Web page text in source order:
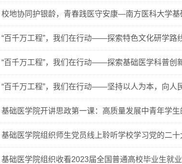
校地协同护银龄，青春践医守安康—南方医科大学
“百千万工程”，我们在行动——探索特色文化研学路
“百千万工程”，我们在行动——探索基础医学科普创
“百千万工程”，我们在行动——坚持以人为本，向人
基础医学院开讲思政第一课：高质量发展中青年学生
基础医学院组织师生党员线上聆听学校学习党的二
基础医学院组织收看2023届全国普通高校毕业生就